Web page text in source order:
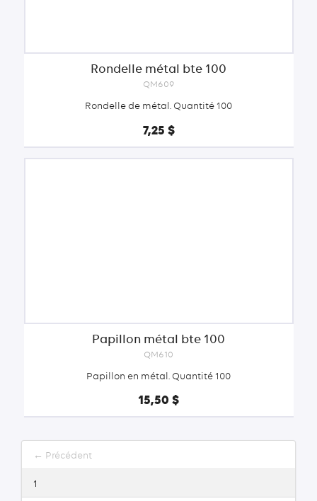
Rondelle métal bte 100
QM609
Rondelle de métal. Quantité 100
7,25 $
Papillon métal bte 100
QM610
Papillon en métal. Quantité 100
15,50 $
← Précédent
1